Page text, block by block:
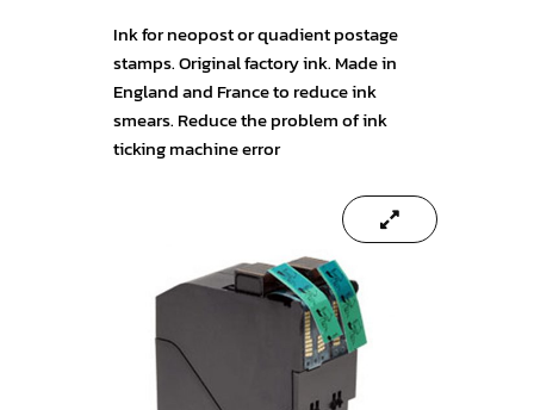
Ink for neopost or quadient postage
stamps. Original factory ink. Made in
England and France to reduce ink
smears. Reduce the problem of ink
ticking machine error